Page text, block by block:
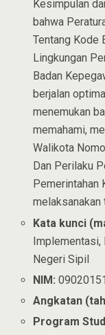
Kesimpulan
bahwa
Tentang Kode
Lingkungan
Badan
berjalan
menemukan
memahami,
Walikota
Dan Perilaku
Pemerintahan
melaksanakan
Kata kunci
Implementasi,
Negeri Sipil
NIM:
Angkatan
Program